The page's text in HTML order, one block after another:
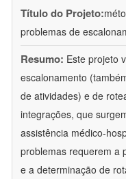
Título do Projeto:
problemas de
Resumo: Este projeto
escalonamento
de atividades) e de
integrações, que
assistência médico-
problemas requerem a
e a determinação de